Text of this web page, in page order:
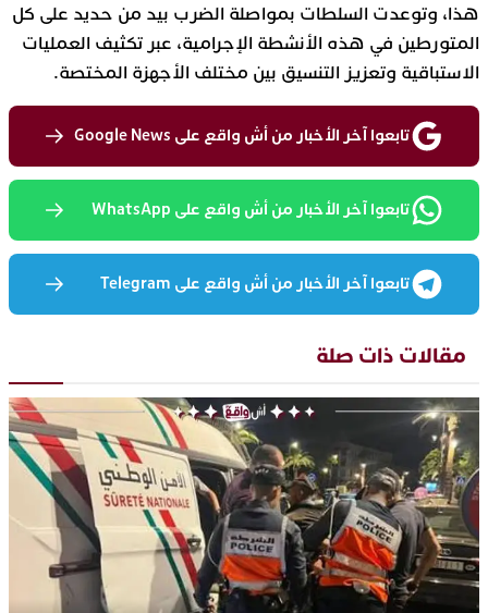
هذا، وتوعدت السلطات بمواصلة الضرب بيد من حديد على كل
المتورطين في هذه الأنشطة الإجرامية، عبر تكثيف العمليات
الاستباقية وتعزيز التنسيق بين مختلف الأجهزة المختصة.
تابعوا آخر الأخبار من أش واقع على Google News
تابعوا آخر الأخبار من أش واقع على WhatsApp
تابعوا آخر الأخبار من أش واقع على Telegram
مقالات ذات صلة